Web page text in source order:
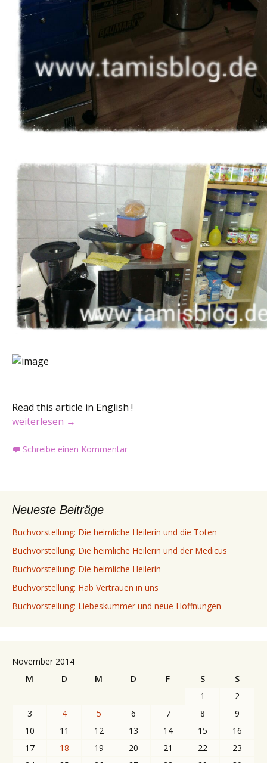
Read this article in English !
Umzüge … / Moves …
weiterlesen →
Schreibe einen Kommentar
Neueste Beiträge
Buchvorstellung: Die heimliche Heilerin und die Toten
Buchvorstellung: Die heimliche Heilerin und der Medicus
Buchvorstellung: Die heimliche Heilerin
Buchvorstellung: Hab Vertrauen in uns
Buchvorstellung: Liebeskummer und neue Hoffnungen
November 2014
M
D M D F S
S
1
2
3
4 5 6 7 8
9
10
11 12 13 14 15
16
17
18 19 20 21 22
23